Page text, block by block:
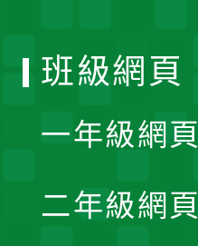
班級網頁
一年級網頁
二年級網頁